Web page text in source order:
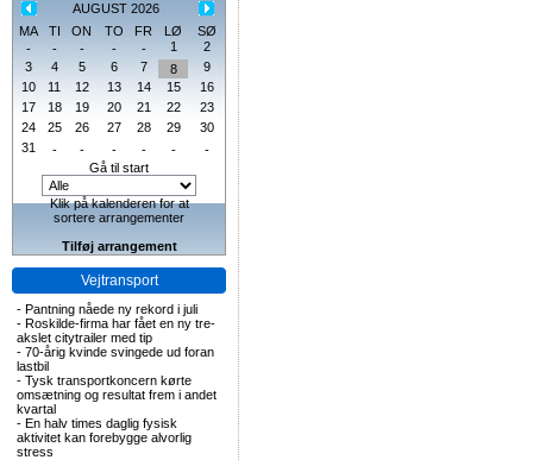
AUGUST 2026
MA
TI ON TO FR LØ
SØ
-
- - - - 1
2
3
4 5 6 7 8
9
10
11 12 13 14 15
16
17
18 19 20 21 22
23
24
25 26 27 28 29
30
31
- - - - -
-
Gå til start
Klik på kalenderen for at
sortere arrangementer
Tilføj arrangement
Vejtransport
- Pantning nåede ny rekord i juli
- Roskilde-firma har fået en ny tre-
akslet citytrailer med tip
- 70-årig kvinde svingede ud foran
lastbil
- Tysk transportkoncern kørte
omsætning og resultat frem i andet
kvartal
- En halv times daglig fysisk
aktivitet kan forebygge alvorlig
stress